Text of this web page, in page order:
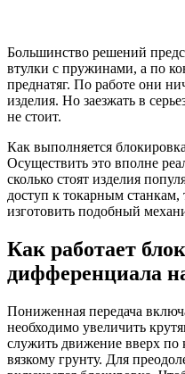
Большинство решений
втулки с пружинами, а по
преднатяг. По работе они
изделия. Но заезжать в
не стоит.
Как выполняется
Осуществить это вполне
сколько стоят изделия
доступ к токарным
изготовить подобный
Как работает
дифференциала
Пониженная передача
необходимо увеличить
служить движение вверх по
вязкому грунту. Для